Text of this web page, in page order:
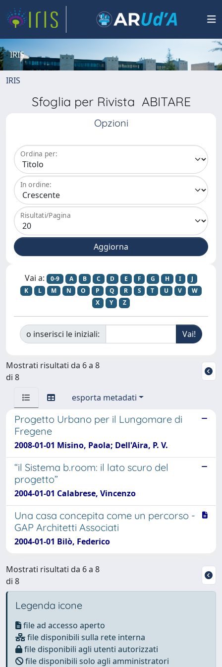
IRIS
IRIS
Sfoglia per Rivista ABITARE
Opzioni
Ordina per:
In ordine:
Risultati/Pagina
Vai a: 0-9 A B C D E F G H I
J
K
L M N O P Q R S T U V
W
X
Y Z
o inserisci le iniziali:
Mostrati risultati da 6 a 8
di 8
esporta metadati
Progetto Urbano per il Lungomare di
Fregene
2008-01-01 Misino, Paola; Dell'Aira, P. V.
“il Sistema b.room: il lato scuro del
progetto”
2004-01-01 Calabrese, Vincenzo
Una casa concepita come un percorso -
GAP Architetti Associati
2004-01-01 Bilò, Federico
Mostrati risultati da 6 a 8
di 8
Legenda icone
file ad accesso aperto
file disponibili sulla rete interna
file disponibili agli utenti autorizzati
file disponibili solo agli amministratori